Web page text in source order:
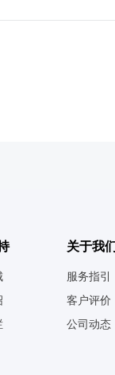
关于我
服务指引
客户评价
公司动态